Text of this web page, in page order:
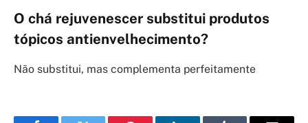
O chá rejuvenescer substitui produtos
tópicos antienvelhecimento?
Não substitui, mas complementa perfeitamente